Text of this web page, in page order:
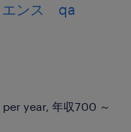
エンス qa
year, 年収700 ～